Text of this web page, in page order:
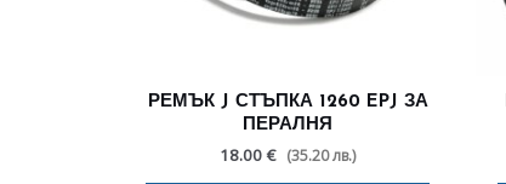
РЕМЪК J СТЪПКА 1260 EPJ ЗА
ПЕРАЛНЯ
18.00 € (35.20 лв.)